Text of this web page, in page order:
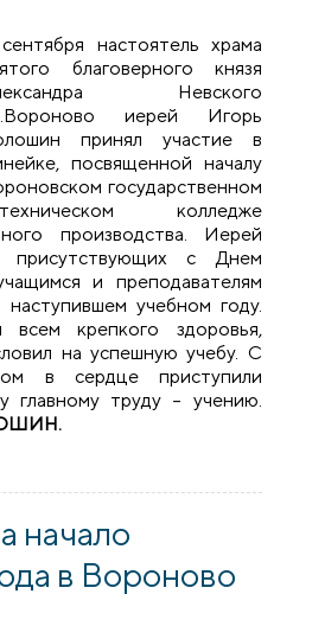
настоятель храма
благоверного князя
Невского
иерей Игорь
принял участие в
посвященной началу
государственном
техническом колледже
производства. Иерей
присутствующих с Днем
и преподавателям
учебном году.
всем крепкого здоровья,
на успешную учебу. С
в сердце приступили
главному труду – учению.
в Вороновском колледже
начало
в Вороново